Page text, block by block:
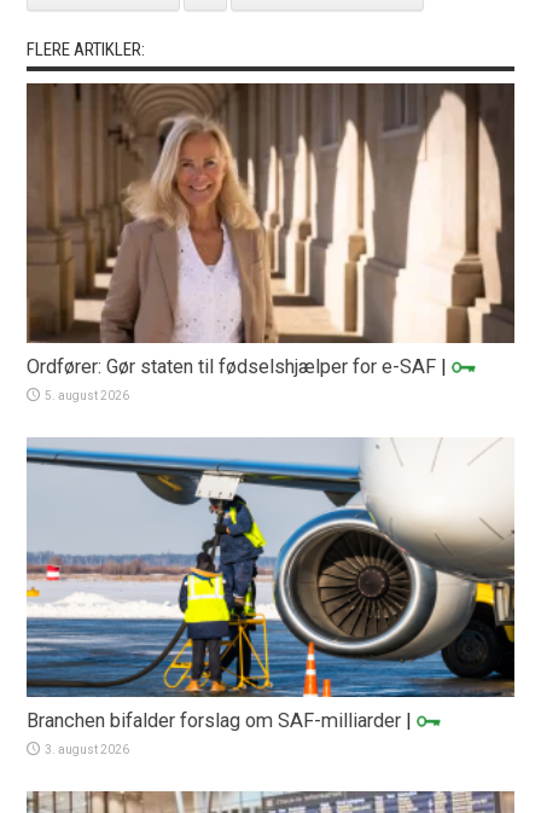
FLERE ARTIKLER:
Ordfører: Gør staten til fødselshjælper for e-SAF |
5. august 2026
Branchen bifalder forslag om SAF-milliarder |
3. august 2026